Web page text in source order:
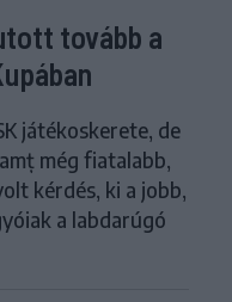
tovább a
játékoskerete, de
még fiatalabb,
kérdés, ki a jobb,
a labdarúgó